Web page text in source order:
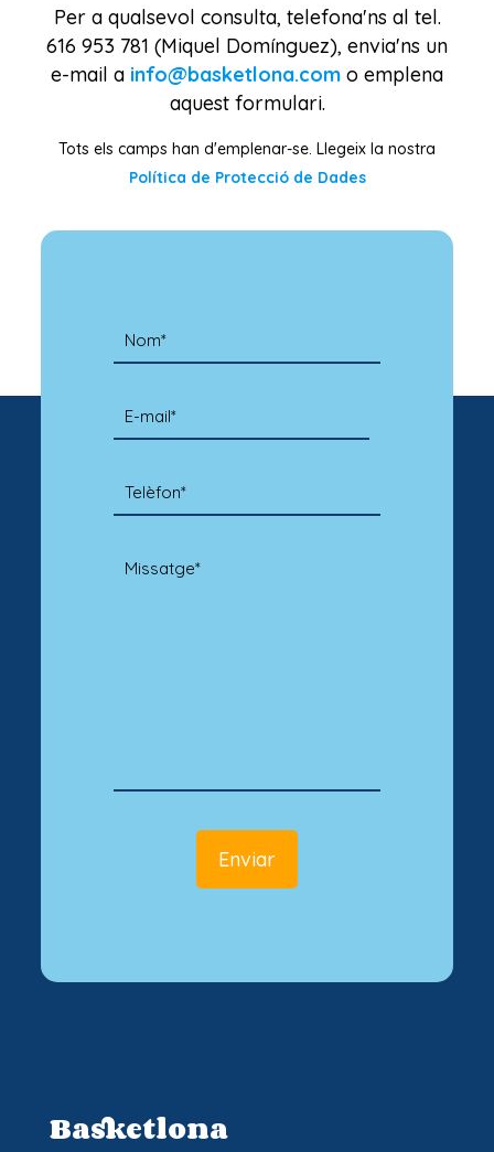
Per a qualsevol consulta, telefona'ns al tel.
616 953 781 (Miquel Domínguez), envia'ns un
e-mail a info@basketlona.com o emplena
aquest formulari.
Tots els camps han d'emplenar-se. Llegeix la nostra
Política de Protecció de Dades
Basketlona